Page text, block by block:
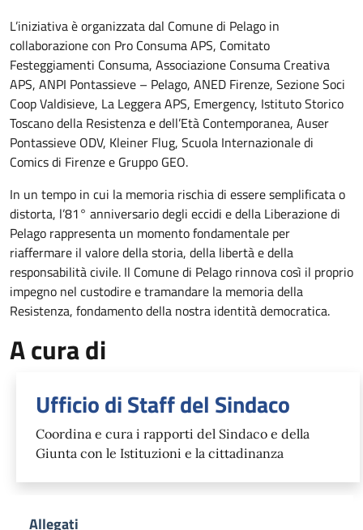
L’iniziativa è organizzata dal Comune di Pelago in
collaborazione con Pro Consuma APS, Comitato
Festeggiamenti Consuma, Associazione Consuma Creativa
APS, ANPI Pontassieve – Pelago, ANED Firenze, Sezione Soci
Coop Valdisieve, La Leggera APS, Emergency, Istituto Storico
Toscano della Resistenza e dell’Età Contemporanea, Auser
Pontassieve ODV, Kleiner Flug, Scuola Internazionale di
Comics di Firenze e Gruppo GEO.
In un tempo in cui la memoria rischia di essere semplificata o
distorta, l’81° anniversario degli eccidi e della Liberazione di
Pelago rappresenta un momento fondamentale per
riaffermare il valore della storia, della libertà e della
responsabilità civile. Il Comune di Pelago rinnova così il proprio
impegno nel custodire e tramandare la memoria della
Resistenza, fondamento della nostra identità democratica.
A cura di
Ufficio di Staff del Sindaco
Coordina e cura i rapporti del Sindaco e della
Giunta con le Istituzioni e la cittadinanza
Allegati